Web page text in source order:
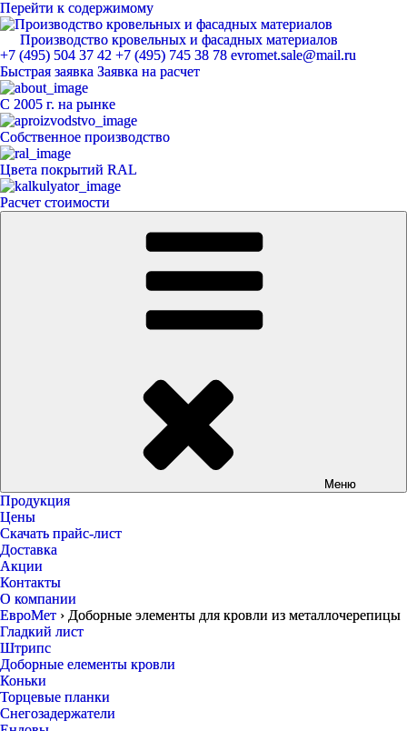
Перейти к содержимому
Производство кровельных и фасадных материалов
ЕвроМет
+7 (495) 504 37 42 +7 (495) 745 38 78 evromet.sale@mail.ru
Быстрая заявка Заявка на расчет
С 2005 г. на рынке
Собственное производство
Цвета покрытий RAL
Расчет стоимости
Меню
Продукция
Цены
Скачать прайс-лист
Доставка
Акции
Контакты
О компании
ЕвроМет › Доборные элементы для кровли из металлочерепицы
Гладкий лист
Штрипс
Доборные елементы кровли
Коньки
Торцевые планки
Снегозадержатели